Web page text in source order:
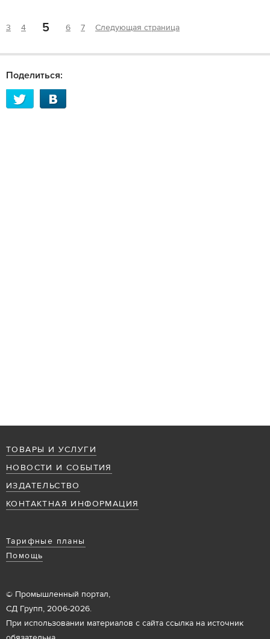
3 4 5 6 7 Следующая страница
Поделиться:
ТОВАРЫ И УСЛУГИ
НОВОСТИ И СОБЫТИЯ
ИЗДАТЕЛЬСТВО
КОНТАКТНАЯ ИНФОРМАЦИЯ
Тарифные планы
Помощь
© Промышленный портал,
СД Групп, 2006-2026.
При использовании материалов с сайта ссылка на источник